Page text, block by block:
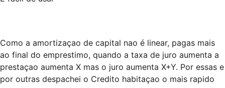
Como a amortizaçao de capital nao é linear, pagas mais
ao final do emprestimo, quando a taxa de juro aumenta a
prestaçao aumenta X mas o juro aumenta X+Y. Por essas e
por outras despachei o Credito habitaçao o mais rapido